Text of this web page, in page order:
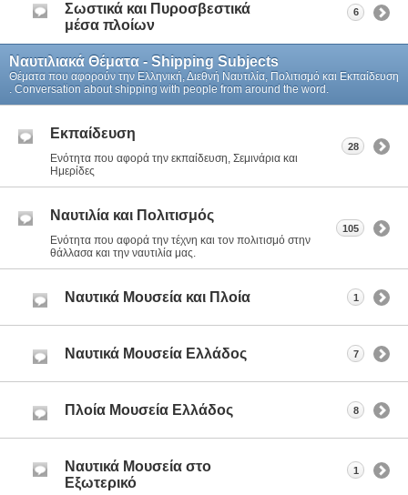
Σωστικά και Πυροσβεστικά
μέσα πλοίων
6
Ναυτιλιακά Θέματα - Shipping Subjects
Θέματα που αφορούν την Ελληνική, Διεθνή Ναυτιλία, Πολιτισμό και Εκπαίδευση
. Conversation about shipping with people from around the word.
Εκπαίδευση
Ενότητα που αφορά την εκπαίδευση, Σεμινάρια και
Ημερίδες
28
Ναυτιλία και Πολιτισμός
Ενότητα που αφορά την τέχνη και τον πολιτισμό στην
θάλλασα και την ναυτιλία μας.
105
Ναυτικά Μουσεία και Πλοία 1
Ναυτικά Μουσεία Ελλάδος 7
Πλοία Μουσεία Ελλάδος 8
Ναυτικά Μουσεία στο
Εξωτερικό
1